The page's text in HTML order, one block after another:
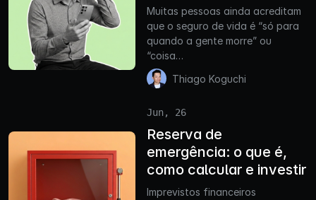
Muitas pessoas ainda acreditam
que o seguro de vida é “só para
quando a gente morre” ou
“coisa…
Thiago Koguchi
Jun, 26
Reserva de
emergência: o que é,
como calcular e investir
Imprevistos financeiros